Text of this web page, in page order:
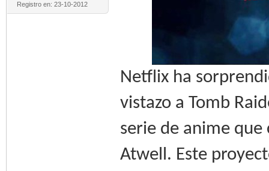
Registro en: 23-10-2012
Netflix ha
vistazo a Tomb
serie de anime que
Atwell. Este